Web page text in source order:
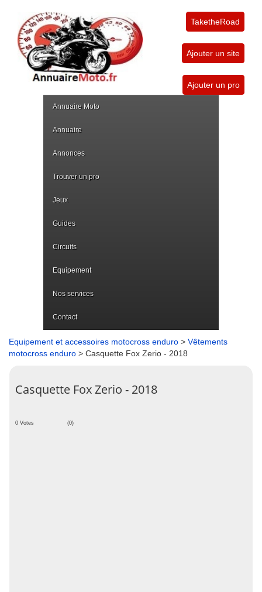
TaketheRoad
Ajouter un site
Ajouter un pro
Annuaire Moto
Annuaire
Annonces
Trouver un pro
Jeux
Guides
Circuits
Equipement
Nos services
Contact
Equipement et accessoires motocross enduro > Vêtements
motocross enduro > Casquette Fox Zerio - 2018
Casquette Fox Zerio - 2018
0 Votes (0)